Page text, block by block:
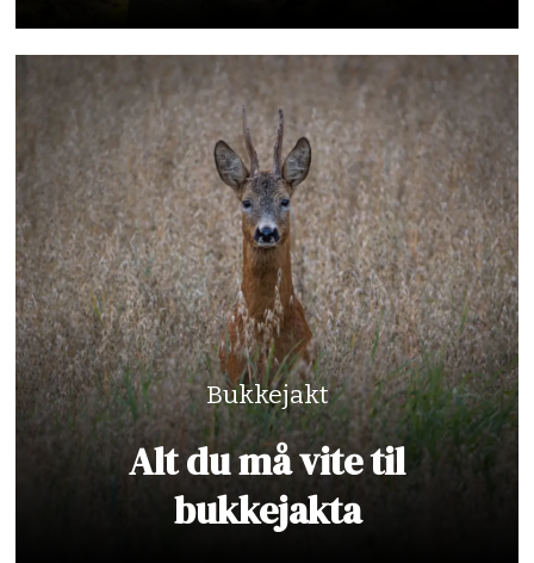
Bukkejakt
Alt du må vite til
bukkejakta